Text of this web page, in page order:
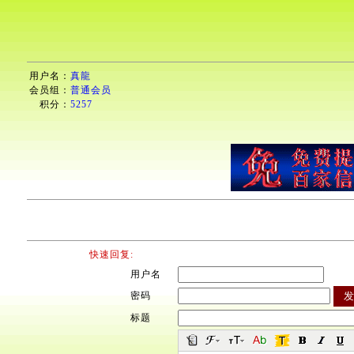
用户名： 真龍
会员组： 普通会员
积分： 5257
快速回复:
用户名
密码
标题